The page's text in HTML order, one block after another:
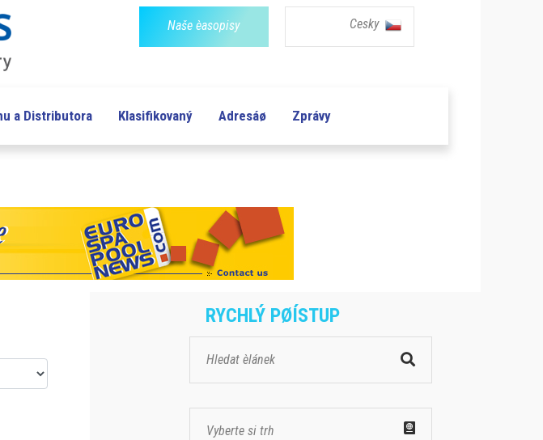
Naše èasopisy Cesky
a Distributora Klasifikovaný Adresáø Zprávy
RYCHLÝ PØÍSTUP
Vyberte si trh